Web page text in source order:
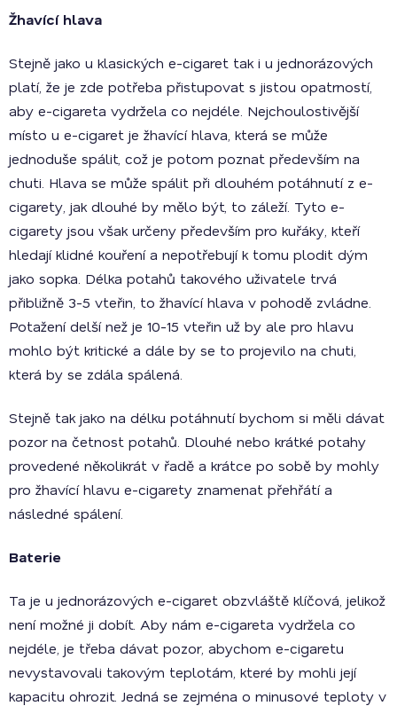
Žhavící hlava
Stejně jako u klasických e-cigaret tak i u jednorázových
platí, že je zde potřeba přistupovat s jistou opatrností,
aby e-cigareta vydržela co nejdéle. Nejchoulostivější
místo u e-cigaret je žhavící hlava, která se může
jednoduše spálit, což je potom poznat především na
chuti. Hlava se může spálit při dlouhém potáhnutí z e-
cigarety, jak dlouhé by mělo být, to záleží. Tyto e-
cigarety jsou však určeny především pro kuřáky, kteří
hledají klidné kouření a nepotřebují k tomu plodit dým
jako sopka. Délka potahů takového uživatele trvá
přibližně 3-5 vteřin, to žhavící hlava v pohodě zvládne.
Potažení delší než je 10-15 vteřin už by ale pro hlavu
mohlo být kritické a dále by se to projevilo na chuti,
která by se zdála spálená.
Stejně tak jako na délku potáhnutí bychom si měli dávat
pozor na četnost potahů. Dlouhé nebo krátké potahy
provedené několikrát v řadě a krátce po sobě by mohly
pro žhavící hlavu e-cigarety znamenat přehřátí a
následné spálení.
Baterie
Ta je u jednorázových e-cigaret obzvláště klíčová, jelikož
není možné ji dobít. Aby nám e-cigareta vydržela co
nejdéle, je třeba dávat pozor, abychom e-cigaretu
nevystavovali takovým teplotám, které by mohli její
kapacitu ohrozit. Jedná se zejména o minusové teploty v